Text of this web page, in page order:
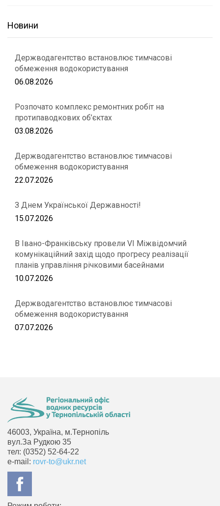
Новини
Держводагентство встановлює тимчасові
обмеження водокористування
06.08.2026
Розпочато комплекс ремонтних робіт на
протипаводкових об’єктах
03.08.2026
Держводагентство встановлює тимчасові
обмеження водокористування
22.07.2026
З Днем Української Державності!
15.07.2026
В Івано-Франківську провели VІ Міжвідомчий
комунікаційний захід щодо прогресу реалізації
планів управління річковими басейнами
10.07.2026
Держводагентство встановлює тимчасові
обмеження водокористування
07.07.2026
46003, Україна, м.Тернопіль
вул.За Рудкою 35
тел: (0352) 52-64-22
e-mail: rovr-to@ukr.net